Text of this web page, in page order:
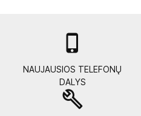

NAUJAUSIOS TELEFONŲ
DALYS
build